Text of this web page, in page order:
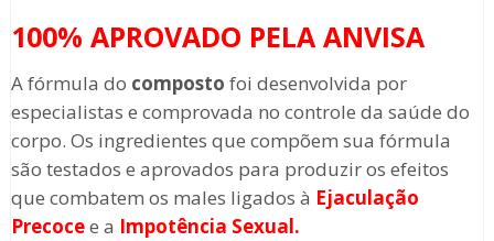
100% APROVADO PELA ANVISA
A fórmula do composto foi desenvolvida por
especialistas e comprovada no controle da saúde do
corpo. Os ingredientes que compõem sua fórmula
são testados e aprovados para produzir os efeitos
que combatem os males ligados à Ejaculação
Precocee a Impotência Sexual.